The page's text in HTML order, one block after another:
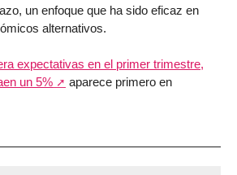
un enfoque que ha sido eficaz en
alternativos.
expectativas en el primer trimestre,
un 5%
aparece primero en